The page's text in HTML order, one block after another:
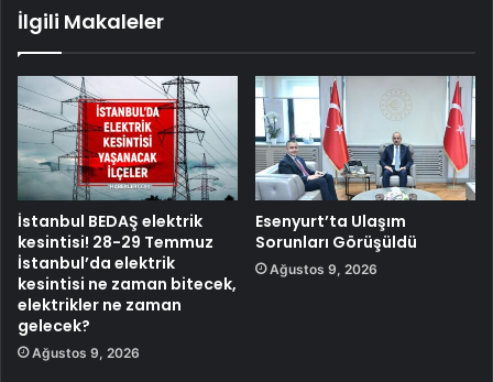
İlgili Makaleler
İstanbul BEDAŞ elektrik
kesintisi! 28-29 Temmuz
İstanbul’da elektrik
kesintisi ne zaman bitecek,
elektrikler ne zaman
gelecek?
Ağustos 9, 2026
Esenyurt’ta Ulaşım
Sorunları Görüşüldü
Ağustos 9, 2026